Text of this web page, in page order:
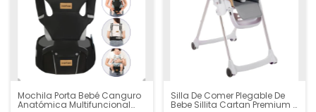
Mochila Porta Bebé Canguro
Anatómica Multifuncional
Silla De Comer Plegable De
Bebe Sillita Cartan Premium -